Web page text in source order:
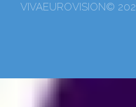
VIVAEUROVISION©